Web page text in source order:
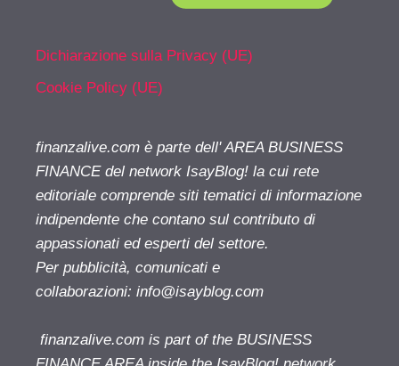
Dichiarazione sulla Privacy (UE)
Cookie Policy (UE)
finanzalive.com è parte dell' AREA BUSINESS
FINANCE del network IsayBlog! la cui rete
editoriale comprende siti tematici di informazione
indipendente che contano sul contributo di
appassionati ed esperti del settore.
Per pubblicità, comunicati e
collaborazioni: info@isayblog.com
finanzalive.com is part of the BUSINESS